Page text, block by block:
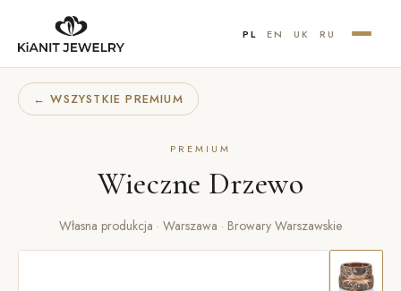
PL EN UK RU
← WSZYSTKIE PREMIUM
PREMIUM
Wieczne Drzewo
Własna produkcja · Warszawa · Browary Warszawskie